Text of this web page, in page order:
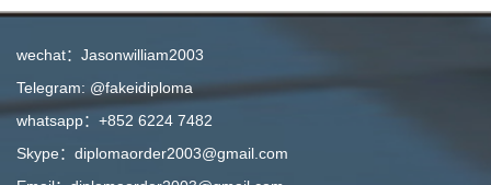
wechat：Jasonwilliam2003
Telegram: @fakeidiploma
whatsapp：+852 6224 7482
Skype：diplomaorder2003@gmail.com